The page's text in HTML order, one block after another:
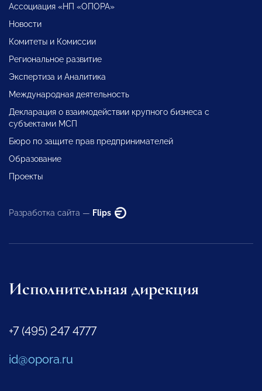
Ассоциация «НП «ОПОРА»
Новости
Комитеты и Комиссии
Региональное развитие
Экспертиза и Аналитика
Международная деятельность
Декларация о взаимодействии крупного бизнеса с
субъектами МСП
Бюро по защите прав предпринимателей
Образование
Проекты
Разработка сайта — Flips
Исполнительная дирекция
+7 (495) 247 4777
id@opora.ru